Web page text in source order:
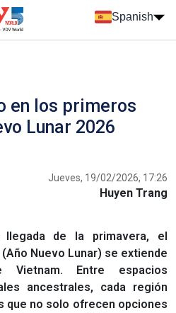
Spanish
en los primeros
Lunar 2026
Jueves, 19/02/2026, 17:26
Huyen Trang
llegada de la primavera, el
Nuevo Lunar) se extiende
Entre espacios
ancestrales, cada región
que no solo ofrecen opciones